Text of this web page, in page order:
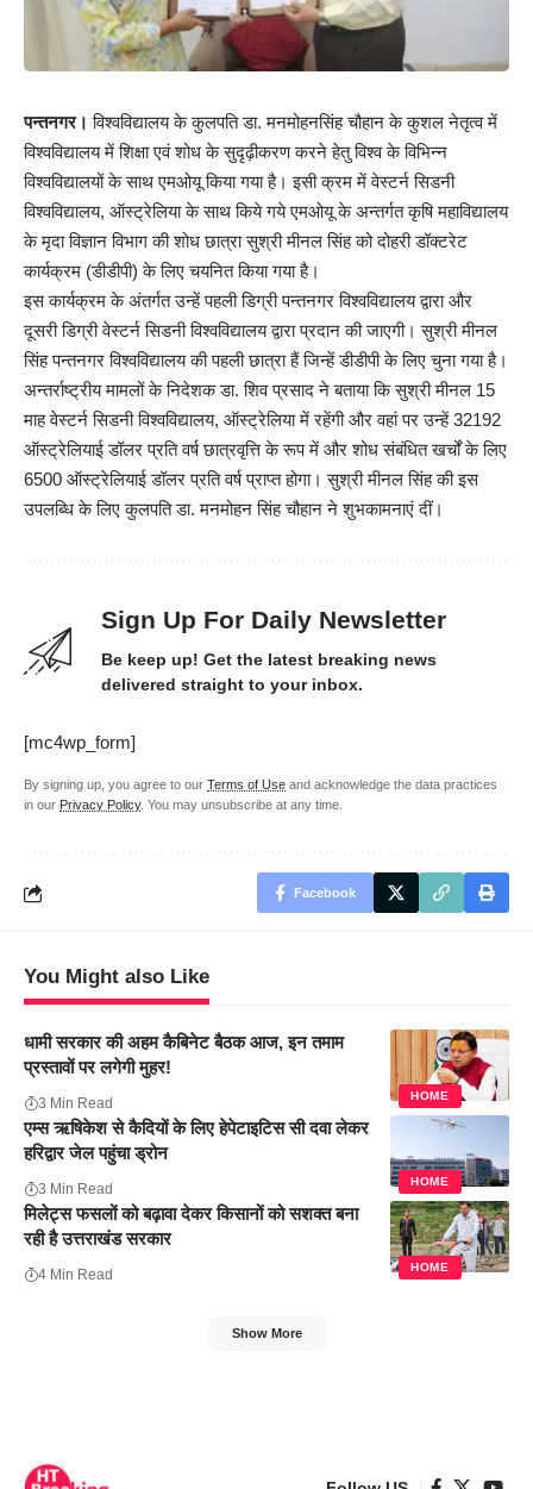
पन्तनगर। विश्वविद्यालय के कुलपति डा. मनमोहनसिंह चौहान के कुशल नेतृत्व में
विश्वविद्यालय में शिक्षा एवं शोध के सुदृढ़ीकरण करने हेतु विश्व के विभिन्न
विश्वविद्यालयों के साथ एमओयू किया गया है। इसी क्रम में वेस्टर्न सिडनी
विश्वविद्यालय, ऑस्ट्रेलिया के साथ किये गये एमओयू के अन्तर्गत कृषि महाविद्यालय
के मृदा विज्ञान विभाग की शोध छात्रा सुश्री मीनल सिंह को दोहरी डॉक्टरेट
कार्यक्रम (डीडीपी) के लिए चयनित किया गया है।
इस कार्यक्रम के अंतर्गत उन्हें पहली डिग्री पन्तनगर विश्वविद्यालय द्वारा और
दूसरी डिग्री वेस्टर्न सिडनी विश्वविद्यालय द्वारा प्रदान की जाएगी। सुश्री मीनल
सिंह पन्तनगर विश्वविद्यालय की पहली छात्रा हैं जिन्हें डीडीपी के लिए चुना गया है।
अन्तर्राष्ट्रीय मामलों के निदेशक डा. शिव प्रसाद ने बताया कि सुश्री मीनल 15
माह वेस्टर्न सिडनी विश्वविद्यालय, ऑस्ट्रेलिया में रहेंगी और वहां पर उन्हें 32192
ऑस्ट्रेलियाई डॉलर प्रति वर्ष छात्रवृत्ति के रूप में और शोध संबंधित खर्चों के लिए
6500 ऑस्ट्रेलियाई डॉलर प्रति वर्ष प्राप्त होगा। सुश्री मीनल सिंह की इस
उपलब्धि के लिए कुलपति डा. मनमोहन सिंह चौहान ने शुभकामनाएं दीं।
Sign Up For Daily Newsletter
Be keep up! Get the latest breaking news
delivered straight to your inbox.
[mc4wp_form]
By signing up, you agree to our Terms of Use and acknowledge the data practices
in our Privacy Policy. You may unsubscribe at any time.
Facebook
You Might also Like
HOME
धामी सरकार की अहम कैबिनेट बैठक आज, इन तमाम
प्रस्तावों पर लगेगी मुहर!
3 Min Read
HOME
एम्स ऋषिकेश से कैदियों के लिए हेपेटाइटिस सी दवा लेकर
हरिद्वार जेल पहुंचा ड्रोन
3 Min Read
HOME
मिलेट्स फसलों को बढ़ावा देकर किसानों को सशक्त बना
रही है उत्तराखंड सरकार
4 Min Read
Show More